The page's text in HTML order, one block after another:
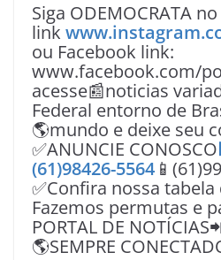
Siga ODEMOCRATA
link
ou Facebook link:
www.facebook.com/
acesse📰noticias
Federal entorno de
🌎mundo e deixe seu
✅ANUNCIE CONOSCO
(61)98426-5564
✅Confira nossa tabela
Fazemos permutas e
PORTAL DE
🌎SEMPRE